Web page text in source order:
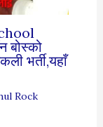
बोस्को
भर्ती,यहाँ
Rock